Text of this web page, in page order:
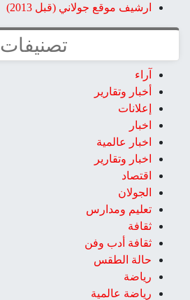
ارشيف موقع جولاني (قبل 2013)
تصنيفات
آراء
أخبار وتقارير
إعلانات
اخبار
اخبار عالمية
اخبار وتقارير
اقتصاد
الجولان
تعليم ومدارس
ثقافة
ثقافة أدب وفن
حالة الطقس
رياضة
رياضة عالمية